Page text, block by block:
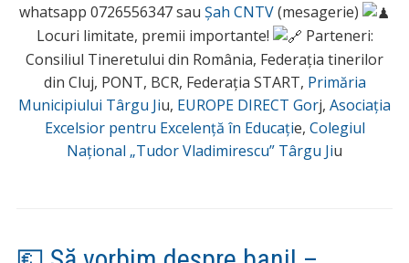
whatsapp 0726556347 sau Șah CNTV(mesagerie)
Locuri limitate, premii importante!
Parteneri:
Consiliul Tineretului din România, Federația tinerilor
din Cluj, PONT, BCR, Federația START, Primăria
Municipiului Târgu Jiu, EUROPE DIRECT Gorj, Asociația
Excelsior pentru Excelență în Educație, Colegiul
Național „Tudor Vladimirescu” Târgu Jiu